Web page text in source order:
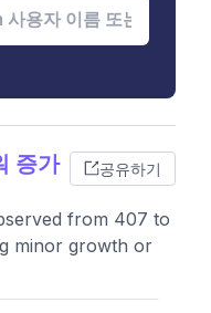
증가 공유하기
from 407 to
minor growth or